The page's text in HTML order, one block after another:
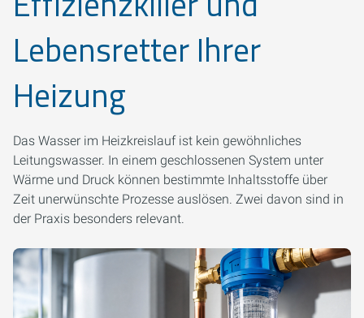
Lebensretter Ihrer
Heizung
Das Wasser im Heizkreislauf ist kein gewöhnliches
Leitungswasser. In einem geschlossenen System unter
Wärme und Druck können bestimmte Inhaltsstoffe über
Zeit unerwünschte Prozesse auslösen. Zwei davon sind in
der Praxis besonders relevant.